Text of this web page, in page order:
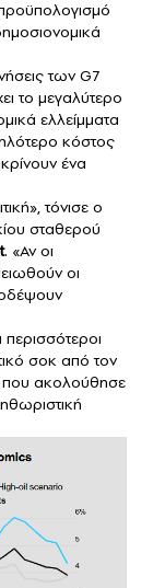
των G7
το μεγαλύτερο
ελλείμματα
κόστος
ένα
τόνισε ο
σταθερού
. «Αν οι
οι
σοκ από τον
ακολούθησε